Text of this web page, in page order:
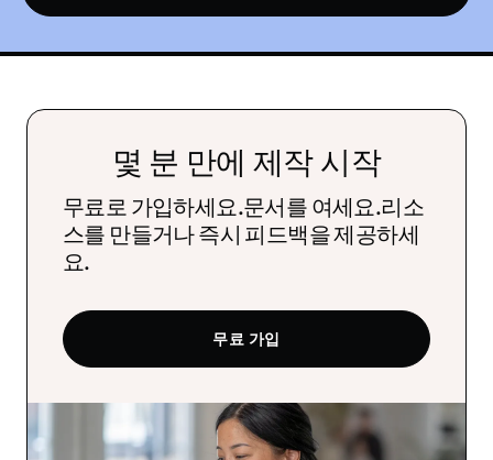
몇 분 만에 제작 시작
무료로 가입하세요.문서를 여세요.리소
스를 만들거나 즉시 피드백을 제공하세
요.
무료 가입